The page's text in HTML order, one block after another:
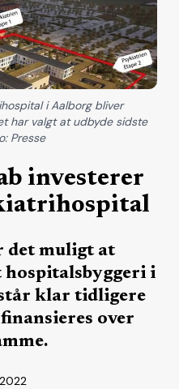
investerer
det muligt at
i
klar tidligere
over
i Aalborg bliver
har valgt at udbyde sidste
Presse